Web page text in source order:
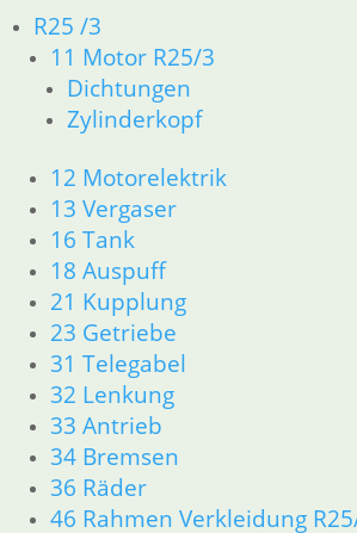
R25 /3
11 Motor R25/3
Dichtungen
Zylinderkopf
12 Motorelektrik
13 Vergaser
16 Tank
18 Auspuff
21 Kupplung
23 Getriebe
31 Telegabel
32 Lenkung
33 Antrieb
34 Bremsen
36 Räder
46 Rahmen Verkleidung
84,00€
Artikelnummer: 1231666T
inkl. MwSt.
zzgl.Versandkosten
Kupplungsschalter
24,50€
Artikelnummer: 1243403
inkl. MwSt.
zzgl.Versandkosten
In den Warenkorb
Spannwerkzeug
25,80€
Artikelnummer: 2121332W
inkl. MwSt.